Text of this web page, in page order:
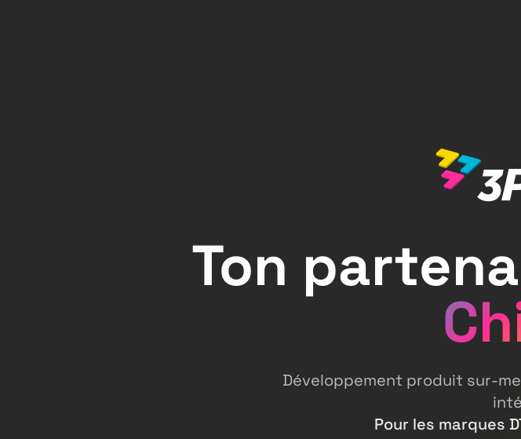
Ton
Développement produit sur-
Pour les marques